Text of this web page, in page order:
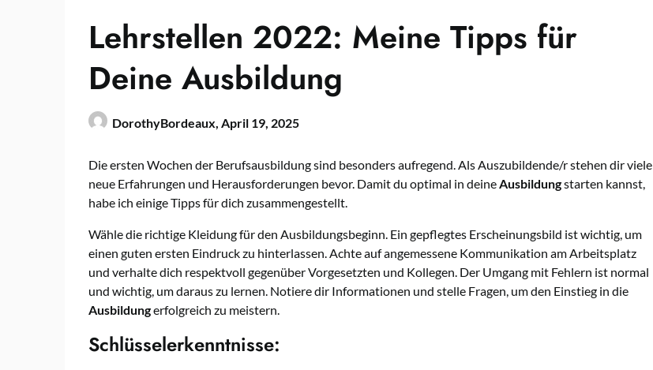
Lehrstellen 2022: Meine Tipps für
Deine Ausbildung
DorothyBordeaux, April 19, 2025
Die ersten Wochen der Berufsausbildung sind besonders aufregend. Als Auszubildende/r stehen dir viele
neue Erfahrungen und Herausforderungen bevor. Damit du optimal in deineAusbildungstarten kannst,
habe ich einige Tipps für dich zusammengestellt.
Wähle die richtige Kleidung für den Ausbildungsbeginn. Ein gepflegtes Erscheinungsbild ist wichtig, um
einen guten ersten Eindruck zu hinterlassen. Achte auf angemessene Kommunikation am Arbeitsplatz
und verhalte dich respektvoll gegenüber Vorgesetzten und Kollegen. Der Umgang mit Fehlern ist normal
und wichtig, um daraus zu lernen. Notiere dir Informationen und stelle Fragen, um den Einstieg in die
Ausbildungerfolgreich zu meistern.
Schlüsselerkenntnisse: